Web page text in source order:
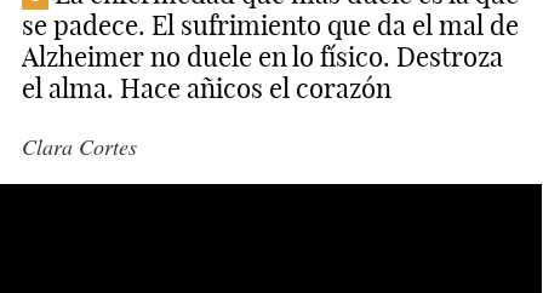
se padece. El sufrimiento que da el mal de
Alzheimer no duele en lo físico. Destroza
el alma. Hace añicos el corazón
Clara Cortes